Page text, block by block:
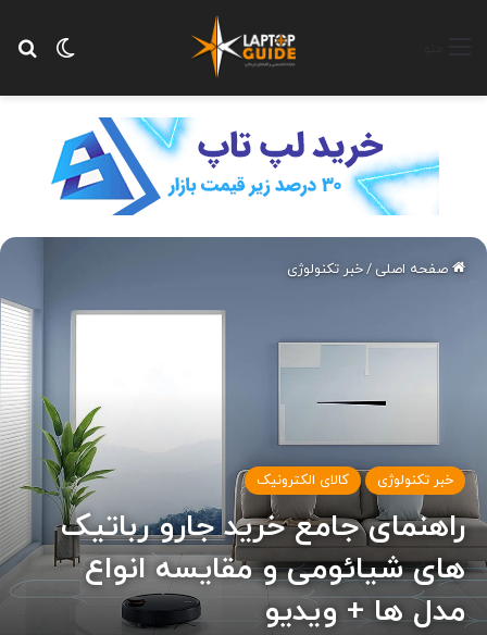
تغییر
صفحه اصلی /خبر تکنولوژی
خبر تکنولوژی کالای الکترونیک
راهنمای جامع خرید جارو رباتیک
های شیائومی و مقایسه انواع
مدل ها + ویدیو